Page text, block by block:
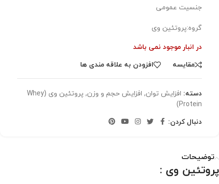
جنسیت عمومی
گروه:پروتئین وی
در انبار موجود نمی باشد
مقایسه
افزودن به علاقه مندی ها
دسته: افزایش توان, افزایش حجم و وزن,
پروتئین وی (Whey
Protein)
دنبال کردن:
توضیحات
پروتئین وی :